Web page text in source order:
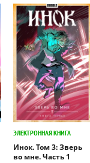
ЭЛЕКТРОННАЯ КНИГА
Инок. Том 3: Зверь
во мне. Часть 1